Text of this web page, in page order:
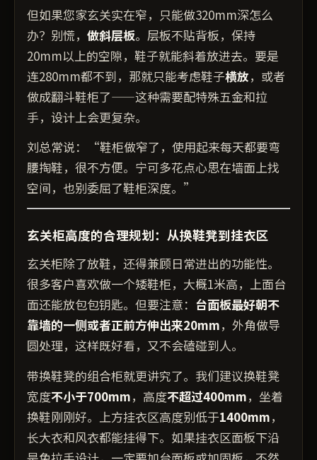
但如果您家玄关实在窄，只能做320mm深怎么
办？别慌， 做斜层板。层板不贴背板，保持
20mm以上的空隙，鞋子就能斜着放进去。要是
连280mm都不到，那就只能考虑鞋子横放，或者
做成翻斗鞋柜了——这种需要配特殊五金和拉
手，设计上会更复杂。
刘总常说：“鞋柜做窄了，使用起来每天都要弯
腰掏鞋，很不方便。宁可多花点心思在墙面上找
空间，也别委屈了鞋柜深度。”
玄关柜高度的合理规划：从换鞋凳到挂衣区
玄关柜除了放鞋，还得兼顾日常进出的功能性。
很多客户喜欢做一个矮鞋柜，大概1米高，上面台
面还能放包包钥匙。但要注意： 台面板最好朝不
靠墙的一侧或者正前方伸出来20mm，外角做导
圆处理，这样既好看，又不会磕碰到人。
带换鞋凳的组合柜就更讲究了。我们建议换鞋凳
宽度不小于700mm，高度不超过400mm，坐着
换鞋刚刚好。上方挂衣区高度别低于1400mm，
长大衣和风衣都能挂得下。如果挂衣区面板下沿